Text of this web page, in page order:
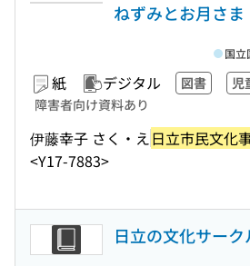
ねずみとお月さま
紙 デジタル 図書
児
障害者向け資料あり
伊藤幸子 さく・え 日立市民文化
<Y17-7883>
国立
日立の文化サーク